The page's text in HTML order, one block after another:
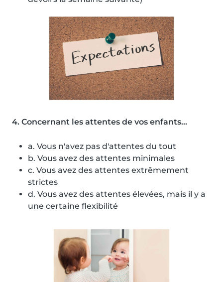
4. Concernant les attentes de vos enfants...
a. Vous n'avez pas d'attentes du tout
b. Vous avez des attentes minimales
c. Vous avez des attentes extrêmement
strictes
d. Vous avez des attentes élevées, mais il y a
une certaine flexibilité